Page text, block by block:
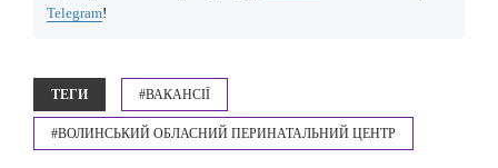
Telegram!
ТЕГИ #ВАКАНСІЇ
#ВОЛИНСЬКИЙ ОБЛАСНИЙ ПЕРИНАТАЛЬНИЙ ЦЕНТР